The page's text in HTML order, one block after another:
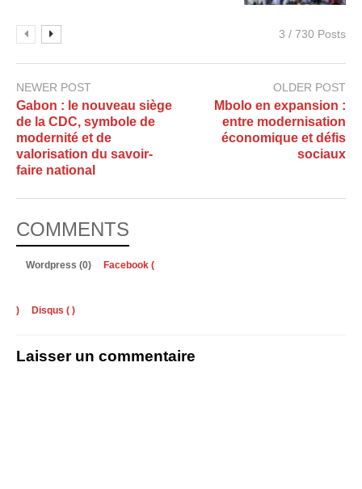
3 / 730 Posts
NEWER POST
Gabon : le nouveau siège
de la CDC, symbole de
modernité et de
valorisation du savoir-
faire national
OLDER POST
Mbolo en expansion :
entre modernisation
économique et défis
sociaux
COMMENTS
Wordpress (0) Facebook (
) Disqus ( )
Laisser un commentaire